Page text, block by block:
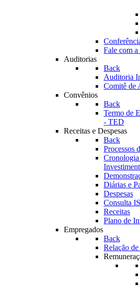
Fale com
Auditorias
Back
Auditoria
Comitê de
Convênios
Back
Termo de
- TED
Receitas e Despesas
Back
Processos
Cronologia
Diárias e
Despesas
Consulta
Receitas
Plano de
Empregados
Back
Relação